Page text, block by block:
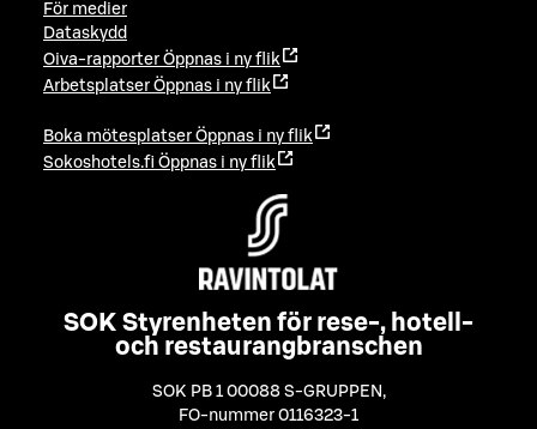
För medier
Dataskydd
Oiva-rapporter Öppnas i ny flik
Arbetsplatser Öppnas i ny flik
Boka mötesplatser Öppnas i ny flik
Sokoshotels.fi Öppnas i ny flik
SOK Styrenheten för rese-, hotell-
och restaurangbranschen
SOK PB 1 00088 S-GRUPPEN ,
FO-nummer 0116323-1